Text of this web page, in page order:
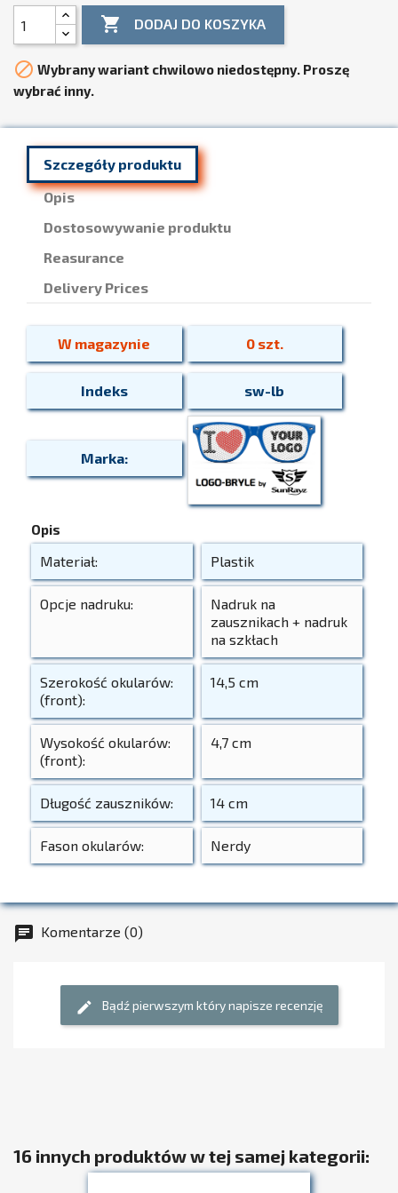
 DODAJ DO KOSZYKA
 Wybrany wariant chwilowo niedostępny. Proszę
wybrać inny.
Szczegóły produktu
Opis
Dostosowywanie produktu
Reasurance
Delivery Prices
W magazynie 0 szt.
Indeks sw-lb
Marka:
Opis
Materiał: Plastik
Opcje nadruku:
Nadruk na
zausznikach + nadruk
na szkłach
Szerokość okularów:
(front):
14,5 cm
Wysokość okularów:
(front):
4,7 cm
Długość zauszników: 14 cm
Fason okularów: Nerdy
chat Komentarze (0)
edit Bądź pierwszym który napisze recenzję
16 innych produktów w tej samej kategorii: